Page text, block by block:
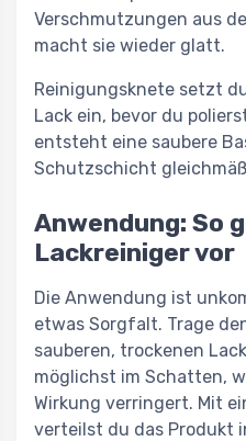
Verschmutzungen aus
macht sie wieder glatt.
Reinigungsknete setzt
Lack ein, bevor du
entsteht eine saubere
Schutzschicht
Anwendung: So
Lackreiniger vor
Die Anwendung ist
etwas Sorgfalt. Trage
sauberen, trockenen
möglichst im Schatten,
Wirkung verringert. Mit
verteilst du das Produkt